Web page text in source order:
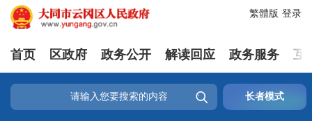
登录
繁體版
首页 区政府 政务公开 解读回应 政务服务 互
 长者模式